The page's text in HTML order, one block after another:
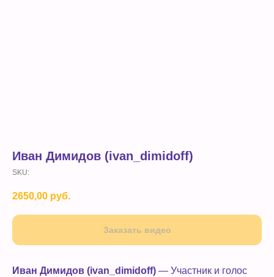
Иван Димидов (ivan_dimidoff)
SKU:
2650,00 руб.
Заказать видео
Иван Димидов (ivan_dimidoff) — Участник и голос